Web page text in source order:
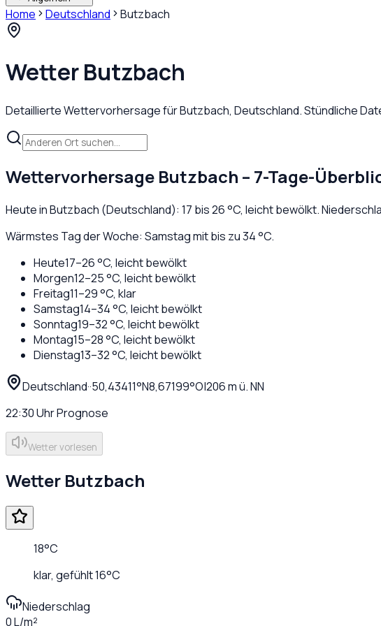
Home Deutschland Butzbach
WetterButzbach
Detaillierte Wettervorhersage fürButzbach, Deutschland. Stündliche
Wettervorhersage Butzbach – 7-Tage-
Heute inButzbach (Deutschland): 17 bis26°C, leicht bewölkt.
Wärmstes Tag der Woche: Samstag mit bis zu 34 °C.
Heute17–26°C, leicht bewölkt
Morgen12–25°C, leicht bewölkt
Freitag11–29°C, klar
Samstag14–34°C, leicht bewölkt
Sonntag19–32°C, leicht bewölkt
Montag15–28°C, leicht bewölkt
Dienstag13–32°C, leicht bewölkt
Deutschland··50,43411°N8,67199°O|206m ü. NN
22:30UhrPrognose
Wetter vorlesen
Wetter Butzbach
18°C
klar, gefühlt16°C
Niederschlag
0 L/m²